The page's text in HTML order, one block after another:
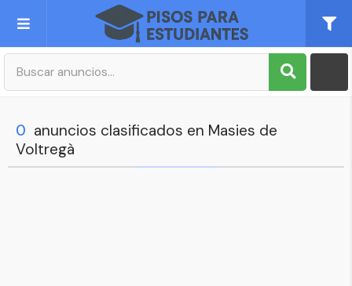
Publica tu Anuncio
Mi cuenta
0 anuncios clasificados en Masies de
Voltregà